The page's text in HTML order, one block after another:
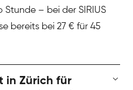
Stunde – bei der SIRIUS
bereits bei 27 € für 45
in Zürich für